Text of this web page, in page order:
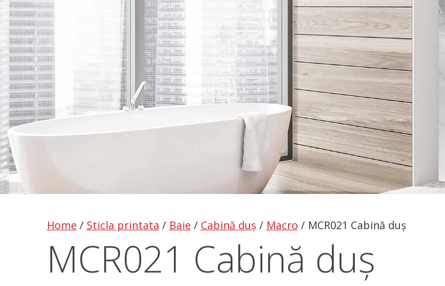
Home / Sticla printata / Baie / Cabină duș / Macro / MCR021 Cabină duș
MCR021 Cabină duș